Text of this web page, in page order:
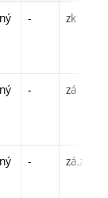
- zk
- zá
- zá,zk